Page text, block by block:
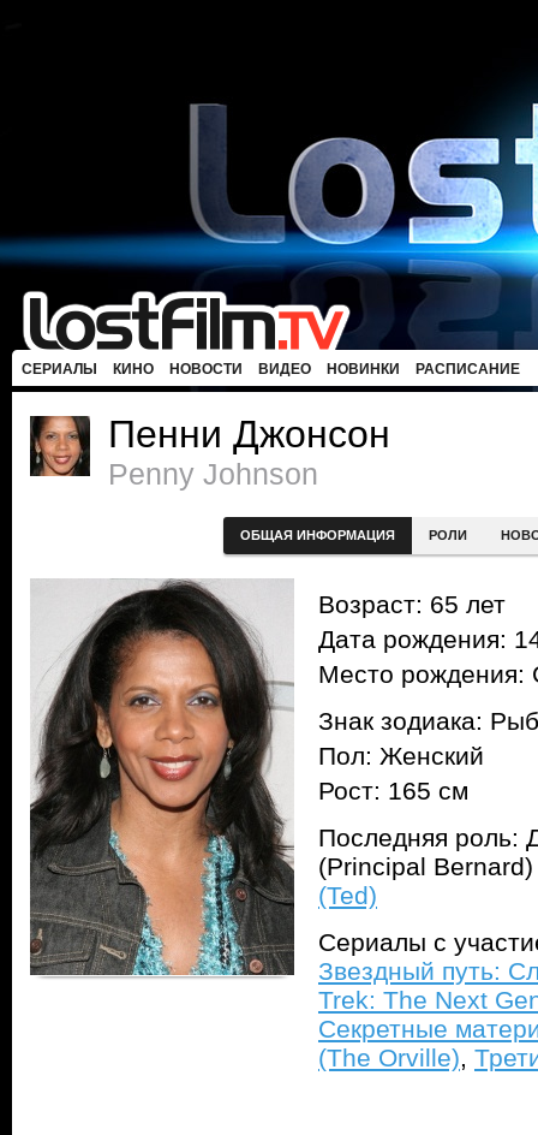
СЕРИАЛЫ КИНО НОВОСТИ ВИДЕО НОВИНКИ РАСПИСАНИЕ
Пенни Джонсон
Penny Johnson
ОБЩАЯ ИНФОРМАЦИЯ РОЛИ
Возраст: 65 лет
Дата рождения:
Место
Знак зодиака:
Пол: Женский
Рост: 165 см
Последняя роль:
(Principal
(Ted)
Сериалы с
Звездный путь:
Trek: The Next
Секретные
(The Orville),